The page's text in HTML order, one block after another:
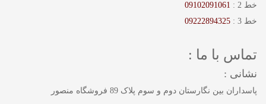
خط 2 :
09102091061
خط 3 :
09222894325
تماس با ما :
نشانی :
پاسداران بین نگارستان دوم و سوم پلاک 89 فروشگاه منصور